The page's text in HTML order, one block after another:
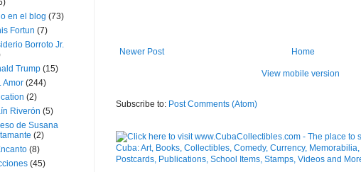
Newer Post Home
View mobile version
Subscribe to: Post Comments (Atom)
en el blog (73)
Fortun (7)
Borroto Jr.
Trump (15)
Amor (244)
(2)
Riverón (5)
de Susana
(2)
(8)
(45)